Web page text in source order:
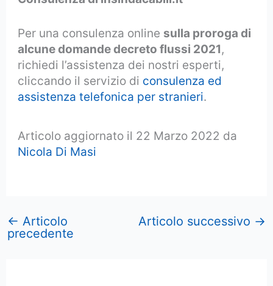
Per una consulenza online sulla proroga di
alcune domande decreto flussi 2021,
richiedi l’assistenza dei nostri esperti,
cliccando il servizio di consulenza ed
assistenza telefonica per stranieri.
Articolo aggiornato il 22 Marzo 2022 da
Nicola Di Masi
← Articolo
precedente
Articolo successivo →